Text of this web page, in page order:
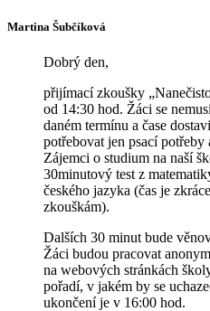
Martina Šubčíková
Dobrý den,
přijímací zkoušky
od 14:30 hod. Žáci se
daném termínu a čase
potřebovat jen psací
Zájemci o studium na naší
30minutový test z
českého jazyka (čas je
zkouškám).
Dalších 30 minut bude
Žáci budou pracovat
na webových stránkách
pořadí, v jakém by se
ukončení je v 16:00 hod.